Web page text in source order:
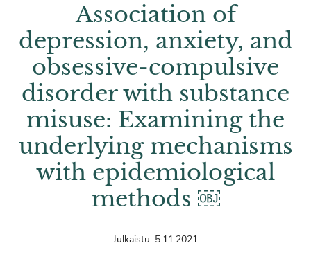
Association of
depression, anxiety, and
obsessive-compulsive
disorder with substance
misuse: Examining the
underlying mechanisms
with epidemiological
methods ￼
Julkaistu: 5.11.2021